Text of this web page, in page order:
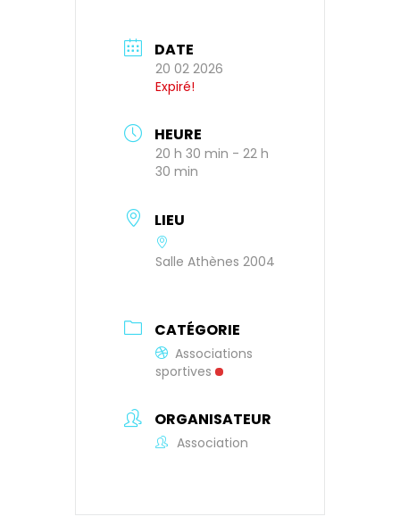
DATE
20 02 2026
Expiré!
HEURE
20 h 30 min - 22 h
30 min
LIEU
Salle Athènes 2004
CATÉGORIE
Associations
sportives
ORGANISATEUR
Association